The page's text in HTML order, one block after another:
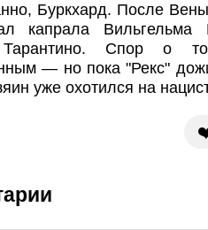
Буркхард. После
капрала
Тарантино. Спор о
— но пока "Рекс"
уже охотился на